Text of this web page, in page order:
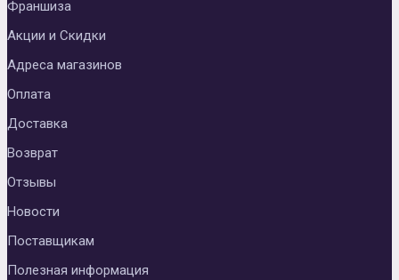
Франшиза
Акции и Скидки
Адреса магазинов
Оплата
Доставка
Возврат
Отзывы
Новости
Поставщикам
Полезная информация